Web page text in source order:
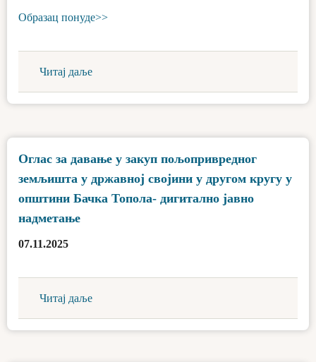
Образац понуде>>
Читај даље
Оглас за давање у закуп пољопривредног
земљишта у државној својини у другом кругу у
општини Бачка Топола- дигитално јавно
надметање
07.11.2025
Читај даље